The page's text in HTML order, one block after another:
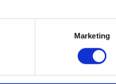
Marketing
handelen van
1: Nooit vooraf
hebben gezien.
2: Geen persoonlijke